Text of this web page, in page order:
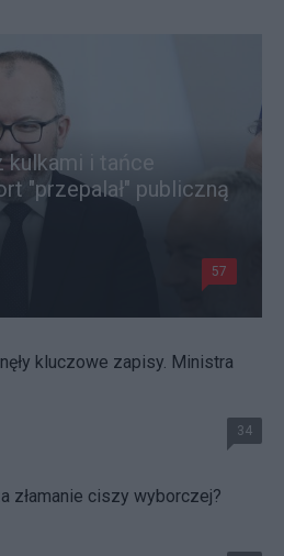
kulkami i tańce
"przepalał" publiczną
57
kluczowe zapisy. Ministra
34
złamanie ciszy wyborczej?